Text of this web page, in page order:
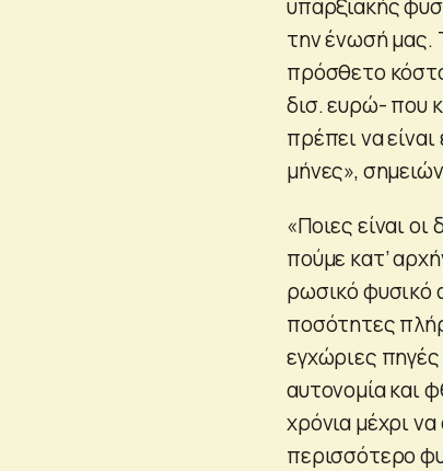
υπαρξιακής
την ένωσή μας.
πρόσθετο
δισ. ευρώ- που
πρέπει να
μήνες»,
«Ποιες είναι
πούμε κατ’
ρωσικό φυσικό
ποσότητες
εγχώριες
αυτονομία και
χρόνια μέχρι
περισσότερο